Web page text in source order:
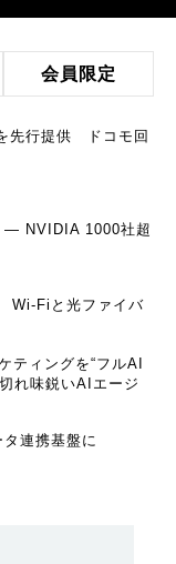
会員限定
先行提供 ドコモ回
― NVIDIA 1000社超
Wi-Fiと光ファイバ
ティングを“フルAI
れ味鋭いAIエージ
連携基盤に